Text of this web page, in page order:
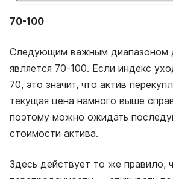
70-100
Следующим важным диапазоном
является 70-100. Если индекс
70, это значит, что актив
текущая цена намного выше
поэтому можно ожидать
стоимости актива.
Здесь действует то же правило,